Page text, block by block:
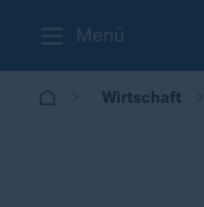
Menü
Wirtschaft